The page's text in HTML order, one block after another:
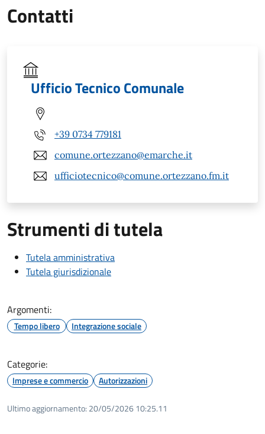
Contatti
Ufficio Tecnico Comunale
+39 0734 779181
comune.ortezzano@emarche.it
ufficiotecnico@comune.ortezzano.fm.it
Strumenti di tutela
Tutela amministrativa
Tutela giurisdizionale
Argomenti:
Tempo libero Integrazione sociale
Categorie:
Imprese e commercio Autorizzazioni
Ultimo aggiornamento: 20/05/2026 10:25.11